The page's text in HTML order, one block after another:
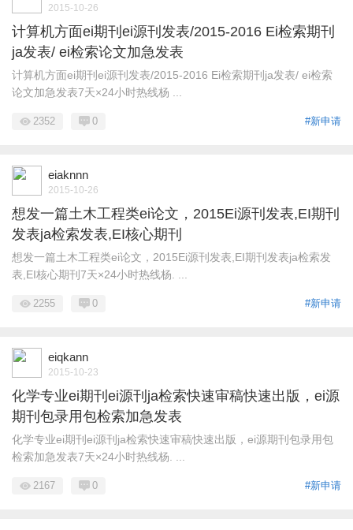
2015-10-26
计算机方面ei期刊ei源刊发表/2015-2016 Ei检索期刊
ja发表/ ei检索论文加急发表
计算机方面ei期刊ei源刊发表/2015-2016 Ei检索期刊ja发表/ ei检索
论文加急发表7天×24小时热线杨 ...
#新申请
2352 0
eiaknnn
2015-10-26
想发一篇土木工程类ei论文，2015Ei源刊发表,EI期刊
发表ja检索发表,EI核心期刊
想发一篇土木工程类ei论文，2015Ei源刊发表,EI期刊发表ja检索发
表,EI核心期刊7天×24小时热线杨. ...
#新申请
2255 0
eiqkann
2015-10-23
化学专业ei期刊ei源刊ja检索快速审稿快速出版，ei源
期刊包录用包检索加急发表
化学专业ei期刊ei源刊ja检索快速审稿快速出版，ei源期刊包录用包
检索加急发表7天×24小时热线杨. ...
#新申请
2167 0